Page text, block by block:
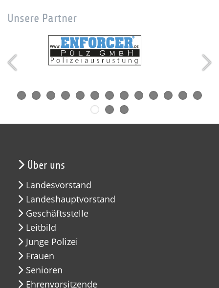
Unsere Partner
Über uns
Landesvorstand
Landeshauptvorstand
Geschäftsstelle
Leitbild
Junge Polizei
Frauen
Senioren
Ehrenvorsitzende